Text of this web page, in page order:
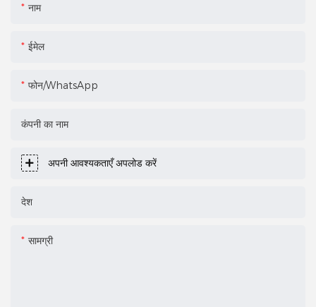
नाम
ईमेल
फोन/WhatsApp
कंपनी का नाम
अपनी आवश्यकताएँ अपलोड करें
देश
सामग्री